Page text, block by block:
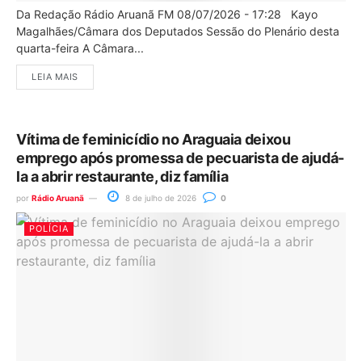
Da Redação Rádio Aruanã FM 08/07/2026 - 17:28 Kayo
Magalhães/Câmara dos Deputados Sessão do Plenário desta
quarta-feira A Câmara...
LEIA MAIS
Vítima de feminicídio no Araguaia deixou
emprego após promessa de pecuarista de ajudá-
la a abrir restaurante, diz família
por Rádio Aruanã 8 de julho de 2026 0
POLÍCIA